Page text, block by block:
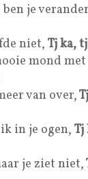
je
niet, Tj ka,
mond
van over,
in je ogen, Tj
je ziet niet,